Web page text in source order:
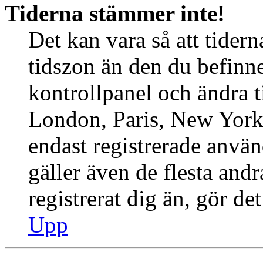
Tiderna stämmer inte!
Det kan vara så att
tidszon än den du
kontrollpanel och ändra
London, Paris, New
endast registrerade
gäller även de flesta
registrerat dig än, gör
Upp